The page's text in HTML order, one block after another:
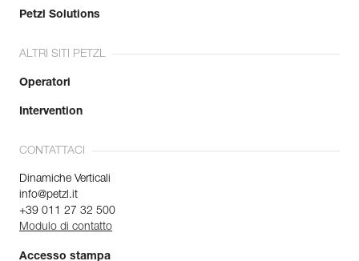
Petzl Solutions
ALTRI SITI PETZL
Operatori
Intervention
CONTATTACI
Dinamiche Verticali
info@petzl.it
+39 011 27 32 500
Modulo di contatto
Accesso stampa